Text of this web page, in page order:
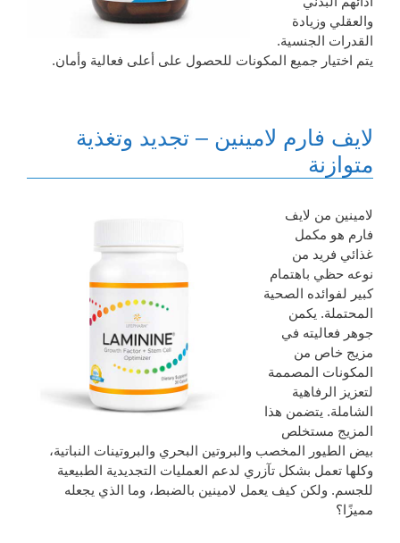
والعقلي وزيادة
القدرات الجنسية.
يتم اختيار جميع المكونات للحصول على أعلى فعالية وأمان.
لايف فارم لامينين – تجديد وتغذية
متوازنة
لامينين من لايف
فارم هو مكمل
غذائي فريد من
نوعه حظي باهتمام
كبير لفوائده الصحية
المحتملة. يكمن
جوهر فعاليته في
مزيج خاص من
المكونات المصممة
لتعزيز الرفاهية
الشاملة. يتضمن هذا
المزيج مستخلص
بيض الطيور المخصب والبروتين البحري والبروتينات النباتية،
وكلها تعمل بشكل تآزري لدعم العمليات التجديدية الطبيعية
للجسم. ولكن كيف يعمل لامينين بالضبط، وما الذي يجعله
مميزًا؟